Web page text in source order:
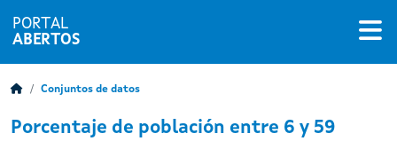
PORTAL
ABERTOS
Conjuntos de datos
Porcentaje de población entre 6 y 59